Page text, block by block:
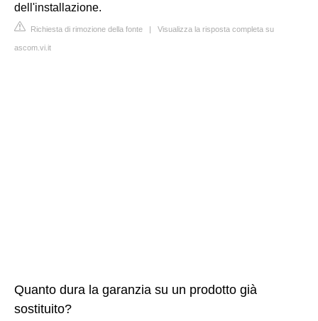
dell'installazione.
Richiesta di rimozione della fonte | Visualizza la risposta completa su
ascom.vi.it
Quanto dura la garanzia su un prodotto già
sostituito?